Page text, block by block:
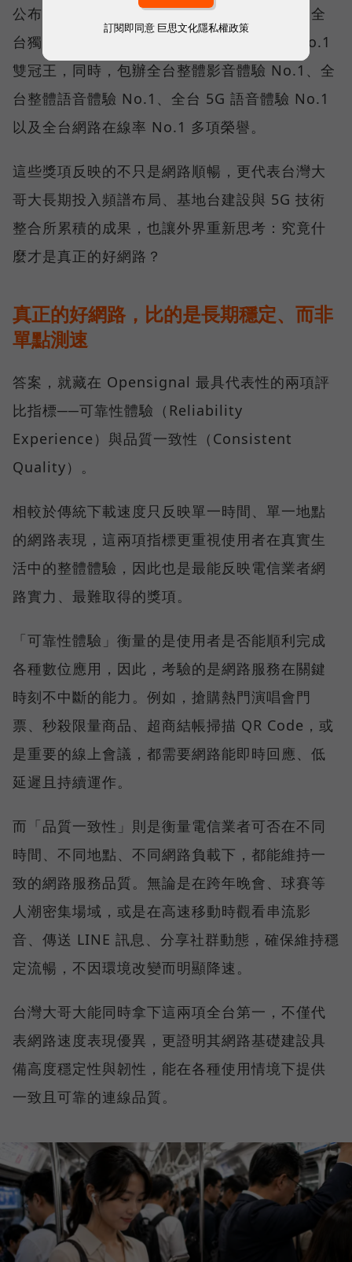
公布的台灣行動網路體驗報告中，更一舉斬獲全
台獨有的「可靠性體驗」與「品質一致性」No.1
雙冠王，同時，包辦全台整體影音體驗 No.1、全
台整體語音體驗 No.1、全台 5G 語音體驗 No.1
以及全台網路在線率 No.1 多項榮譽。
這些獎項反映的不只是網路順暢，更代表台灣大
哥大長期投入頻譜布局、基地台建設與 5G 技術
整合所累積的成果，也讓外界重新思考：究竟什
麼才是真正的好網路？
真正的好網路，比的是長期穩定、而非
單點測速
答案，就藏在 Opensignal 最具代表性的兩項評
比指標──可靠性體驗（Reliability
Experience）與品質一致性（Consistent
Quality）。
相較於傳統下載速度只反映單一時間、單一地點
的網路表現，這兩項指標更重視使用者在真實生
活中的整體體驗，因此也是最能反映電信業者網
路實力、最難取得的獎項。
「可靠性體驗」衡量的是使用者是否能順利完成
各種數位應用，因此，考驗的是網路服務在關鍵
時刻不中斷的能力。例如，搶購熱門演唱會門
票、秒殺限量商品、超商結帳掃描 QR Code，或
是重要的線上會議，都需要網路能即時回應、低
延遲且持續運作。
而「品質一致性」則是衡量電信業者可否在不同
時間、不同地點、不同網路負載下，都能維持一
致的網路服務品質。無論是在跨年晚會、球賽等
人潮密集場域，或是在高速移動時觀看串流影
音、傳送 LINE 訊息、分享社群動態，確保維持穩
定流暢，不因環境改變而明顯降速。
台灣大哥大能同時拿下這兩項全台第一，不僅代
表網路速度表現優異，更證明其網路基礎建設具
備高度穩定性與韌性，能在各種使用情境下提供
一致且可靠的連線品質。
訂閱即同意 巨思文化隱私權政策